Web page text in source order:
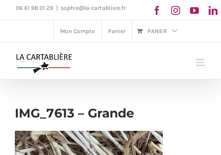
Passer06 61 98 01 29 sophie@la-cartabliere.fr
Mon Compte Panier PANIER
IMG_7613 – Grande